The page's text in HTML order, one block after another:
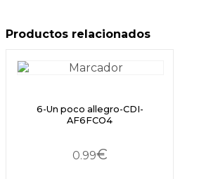
Productos relacionados
6-Un poco allegro-CDI-
AF6FCO4
0.99€